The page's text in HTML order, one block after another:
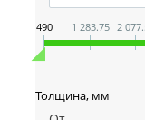
490 1 283.75 2
Толщина, мм